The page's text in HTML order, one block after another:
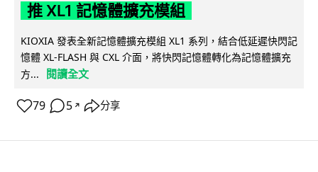
推 XL1 記憶體擴充模組
KIOXIA 發表全新記憶體擴充模組 XL1 系列，結合低延遲快閃記
憶體 XL-FLASH 與 CXL 介面，將快閃記憶體轉化為記憶體擴充
方...
閱讀全文
79 5 ↗ 分享